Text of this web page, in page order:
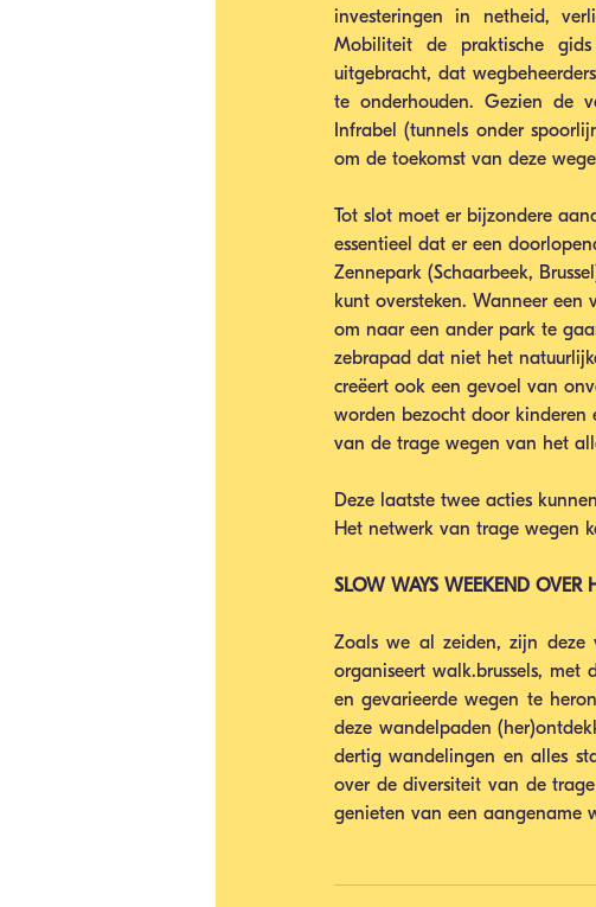
investeringen in netheid,
Mobiliteit de praktische
uitgebracht, dat
te onderhouden. Gezien de
Infrabel (tunnels onder
om de toekomst van deze
Tot slot moet er bijzondere
essentieel dat er een
Zennepark (Schaarbeek,
kunt oversteken. Wanneer
om naar een ander park te
zebrapad dat niet het
creëert ook een gevoel van
worden bezocht door
van de trage wegen van het
Deze laatste twee acties
Het netwerk van trage wegen
SLOW WAYS WEEKEND OVER
Zoals we al zeiden, zijn deze
organiseert walk.brussels,
en gevarieerde wegen te
deze wandelpaden
dertig wandelingen en alles
over de diversiteit van de
genieten van een aangename